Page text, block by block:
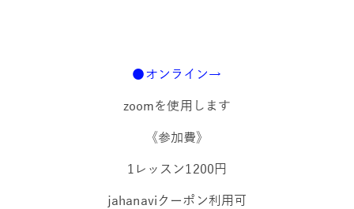
●オンライン→
zoomを使用します
《参加費》
1レッスン1200円
jahanaviクーポン利用可